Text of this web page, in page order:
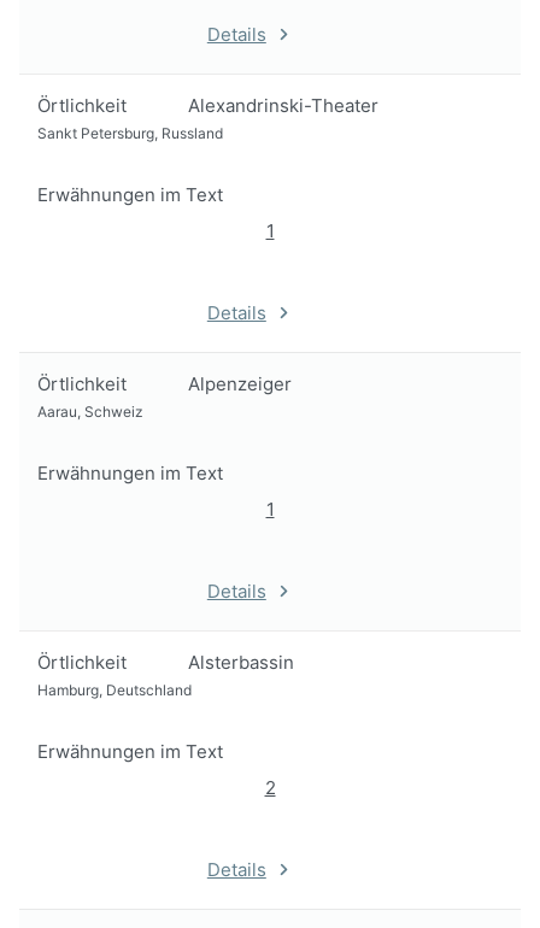
Details
Örtlichkeit Alexandrinski-Theater
Sankt Petersburg, Russland
Erwähnungen im Text
1
Details
Örtlichkeit Alpenzeiger
Aarau, Schweiz
Erwähnungen im Text
1
Details
Örtlichkeit Alsterbassin
Hamburg, Deutschland
Erwähnungen im Text
2
Details